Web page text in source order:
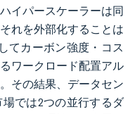
イパースケーラーは同
れを外部化することは
てカーボン強度・コス
ワークロード配置アル
その結果、データセン
では2つの並行するダ